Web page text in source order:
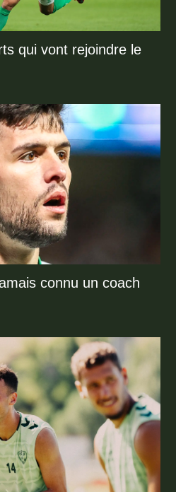
qui vont rejoindre le
connu un coach